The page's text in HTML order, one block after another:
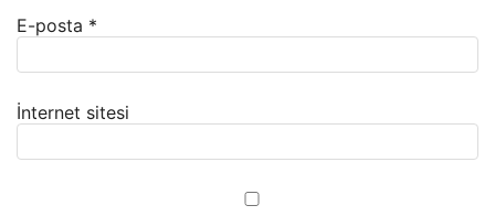
E-posta *
İnternet sitesi